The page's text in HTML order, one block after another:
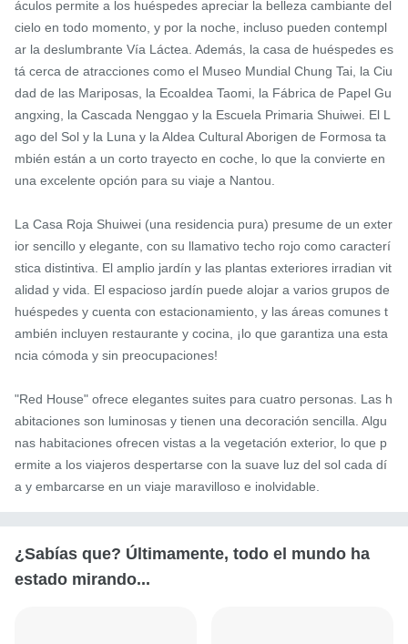
áculos permite a los huéspedes apreciar la belleza cambiante del
cielo en todo momento, y por la noche, incluso pueden contempl
ar la deslumbrante Vía Láctea. Además, la casa de huéspedes es
tá cerca de atracciones como el Museo Mundial Chung Tai, la Ciu
dad de las Mariposas, la Ecoaldea Taomi, la Fábrica de Papel Gu
angxing, la Cascada Nenggao y la Escuela Primaria Shuiwei. El L
ago del Sol y la Luna y la Aldea Cultural Aborigen de Formosa ta
mbién están a un corto trayecto en coche, lo que la convierte en
una excelente opción para su viaje a Nantou.
La Casa Roja Shuiwei (una residencia pura) presume de un exter
ior sencillo y elegante, con su llamativo techo rojo como caracterí
stica distintiva. El amplio jardín y las plantas exteriores irradian vit
alidad y vida. El espacioso jardín puede alojar a varios grupos de
huéspedes y cuenta con estacionamiento, y las áreas comunes t
ambién incluyen restaurante y cocina, ¡lo que garantiza una esta
ncia cómoda y sin preocupaciones!
"Red House" ofrece elegantes suites para cuatro personas. Las h
abitaciones son luminosas y tienen una decoración sencilla. Algu
nas habitaciones ofrecen vistas a la vegetación exterior, lo que p
ermite a los viajeros despertarse con la suave luz del sol cada dí
a y embarcarse en un viaje maravilloso e inolvidable.
¿Sabías que? Últimamente, todo el mundo ha
estado mirando...